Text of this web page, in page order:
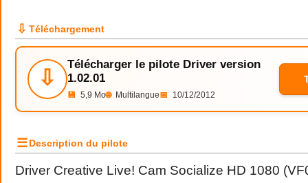
⇩ Téléchargement
⇩
Télécharger le pilote Driver version
1.02.01
💾 5,9 Mo🌐 Multilangue📅 10/12/2012
☰Description du pilote
Driver Creative Live! Cam Socialize HD 1080